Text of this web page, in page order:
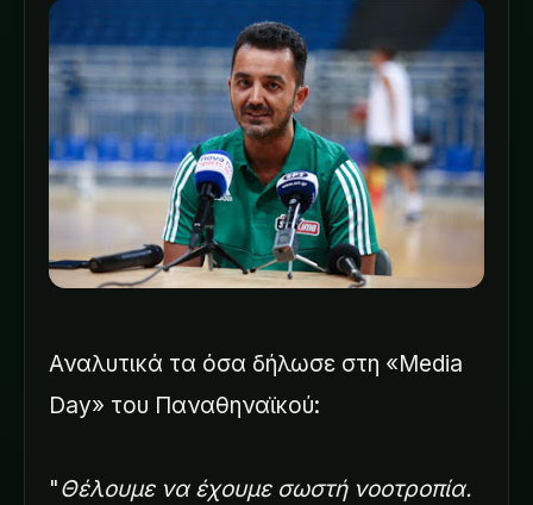
Αναλυτικά τα όσα δήλωσε στη «Media
Day» του Παναθηναϊκού:
"Θέλουμε να έχουμε σωστή νοοτροπία.